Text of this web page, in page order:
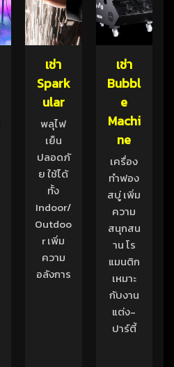
เช่า
Spark
ular
พลุไฟ
เย็น
ปลอดภั
ย ใช้ได้
ทั้ง
Indoor/
Outdoo
r เพิ่ม
ความ
อลังการ
เช่า
Bubbl
e
Machi
ne
เครื่อง
ทำฟอง
สบู่ เพิ่ม
ความ
สนุกสน
าน โร
แมนติก
เหมาะ
กับงาน
แต่ง-
ปาร์ตี้